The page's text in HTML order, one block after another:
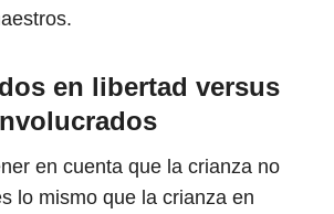
en libertad versus
en cuenta que la crianza no
lo mismo que la crianza en